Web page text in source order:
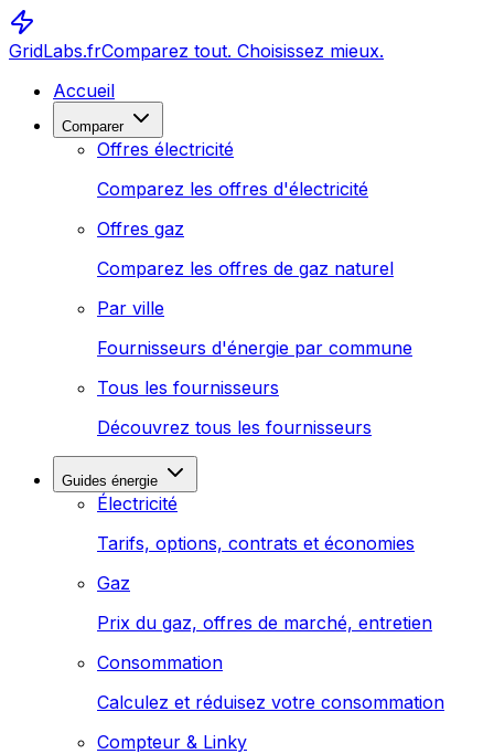
GridLabs.frComparez tout. Choisissez mieux.
Accueil
Comparer
Offres électricité
Comparez les offres d'électricité
Offres gaz
Comparez les offres de gaz naturel
Par ville
Fournisseurs d'énergie par commune
Tous les fournisseurs
Découvrez tous les fournisseurs
Guides énergie
Électricité
Tarifs, options, contrats et économies
Gaz
Prix du gaz, offres de marché, entretien
Consommation
Calculez et réduisez votre consommation
Compteur & Linky